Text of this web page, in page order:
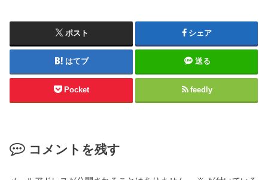
ポスト シェア
はてブ 送る
Pocket feedly
コメントを残す